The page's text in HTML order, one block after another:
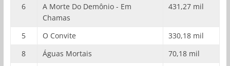
6
A Morte Do Demônio - Em
Chamas
431,27 mil
5 O Convite
330,18 mil
8
Águas Mortais
70,18 mil